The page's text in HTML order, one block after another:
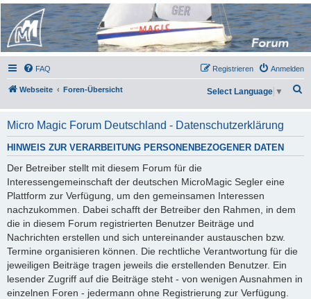
Micro Magic Forum
Deutschland
FAQ Anmelden
Registrieren
Webseite Foren-Übersicht
h
e
Select Language ▼
Micro Magic Forum Deutschland - Datenschutzerklärung
HINWEIS ZUR VERARBEITUNG PERSONENBEZOGENER DATEN
Der Betreiber stellt mit diesem Forum für die
Interessengemeinschaft der deutschen MicroMagic Segler eine
Plattform zur Verfügung, um den gemeinsamen Interessen
nachzukommen. Dabei schafft der Betreiber den Rahmen, in dem
die in diesem Forum registrierten Benutzer Beiträge und
Nachrichten erstellen und sich untereinander austauschen bzw.
Termine organisieren können. Die rechtliche Verantwortung für die
jeweiligen Beiträge tragen jeweils die erstellenden Benutzer. Ein
lesender Zugriff auf die Beiträge steht - von wenigen Ausnahmen in
einzelnen Foren - jedermann ohne Registrierung zur Verfügung.